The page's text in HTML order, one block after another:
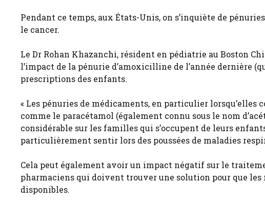
Pendant ce temps, aux États-Unis, on s’inquiète de
le cancer.
Le Dr Rohan Khazanchi, résident en pédiatrie au Boston
l’impact de la pénurie d’amoxicilline de l’année dernière
prescriptions des enfants.
« Les pénuries de médicaments, en particulier
comme le paracétamol (également connu sous le nom
considérable sur les familles qui s’occupent de leurs
particulièrement sentir lors des poussées de maladies
Cela peut également avoir un impact négatif sur le
pharmaciens qui doivent trouver une solution pour que
disponibles.